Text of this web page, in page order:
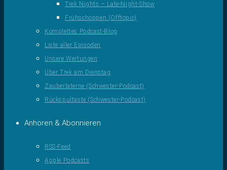
Trek Nights – Late-Night-Show
Frühschoppen (Offtopic)
Komplettes Podcast-Blog
Liste aller Episoden
Unsere Wertungen
Über Trek am Dienstag
Zauberlaterne (Schwester-Podcast)
Rückspultaste (Schwester-Podcast)
Anhören & Abonnieren
RSS-Feed
Apple Podcasts